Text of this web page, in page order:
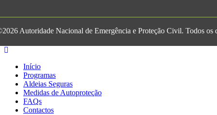
Autoridade Nacional de Emergência e Proteção Civil. Todos os
Início
Programas
Aldeias Seguras
Medidas de Autoproteção
FAQs
Contactos